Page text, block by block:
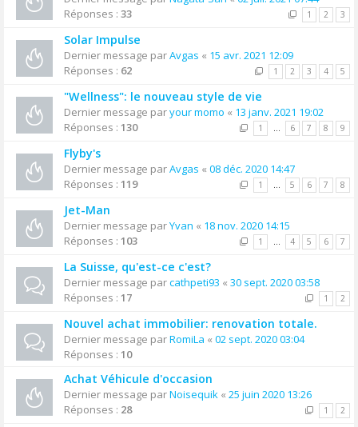
Réponses : 33 1 2 3
Solar Impulse
Dernier message parAvgas « 15 avr. 2021 12:09
Réponses : 62 1 2 3 4 5
"Wellness": le nouveau style de vie
Dernier message paryour momo « 13 janv. 2021 19:02
Réponses : 130 1 … 6 7 8 9
Flyby's
Dernier message parAvgas « 08 déc. 2020 14:47
Réponses : 119 1 … 5 6 7 8
Jet-Man
Dernier message parYvan « 18 nov. 2020 14:15
Réponses : 103 1 … 4 5 6 7
La Suisse, qu'est-ce c'est?
Dernier message parcathpeti93 « 30 sept. 2020 03:58
Réponses : 17 1 2
Nouvel achat immobilier: renovation totale.
Dernier message parRomiLa « 02 sept. 2020 03:04
Réponses : 10
Achat Véhicule d'occasion
Dernier message parNoisequik « 25 juin 2020 13:26
Réponses : 28 1 2